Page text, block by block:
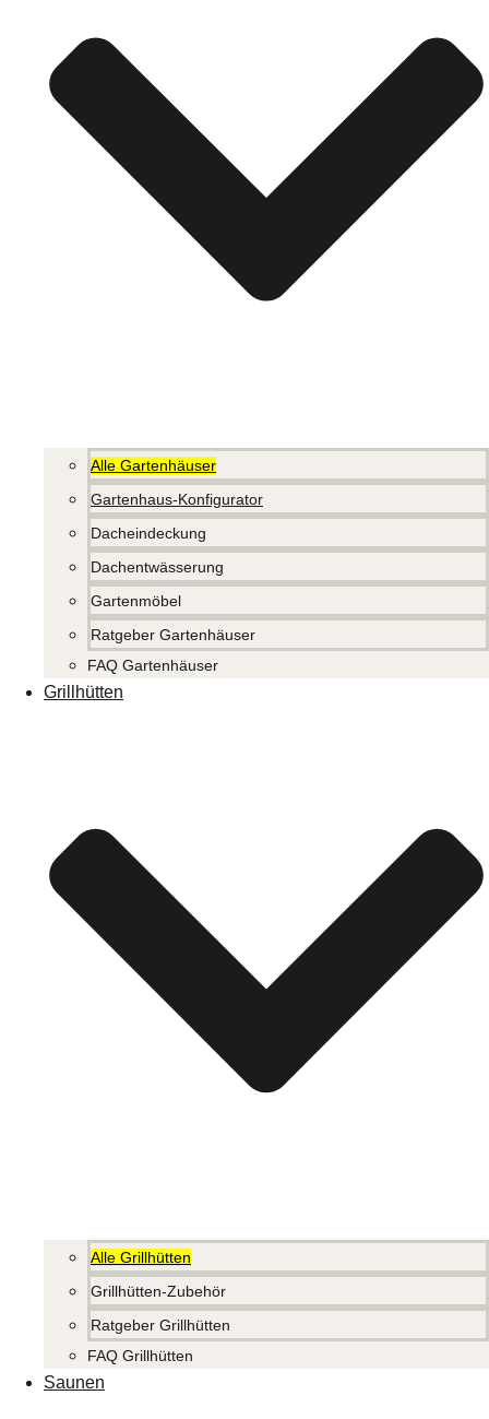
Alle Gartenhäuser
Gartenhaus-Konfigurator
Dacheindeckung
Dachentwässerung
Gartenmöbel
Ratgeber Gartenhäuser
FAQ Gartenhäuser
Grillhütten
Alle Grillhütten
Grillhütten-Zubehör
Ratgeber Grillhütten
FAQ Grillhütten
Saunen